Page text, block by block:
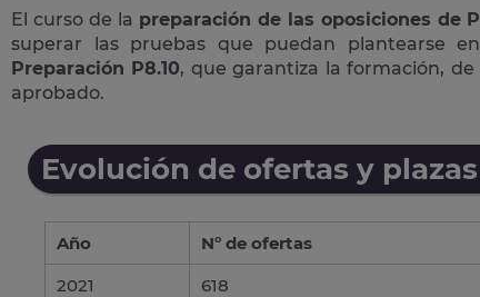
El curso de la preparación de las oposiciones de
superar las pruebas que puedan plantearse
Preparación P8.10, que garantiza la formación,
aprobado.
Evolución de ofertas y
Año Nº de ofertas
2021
618